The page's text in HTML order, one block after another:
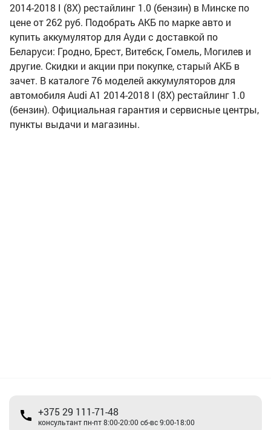
2014-2018 I (8X) рестайлинг 1.0 (бензин) в Минске по
цене от 262 руб. Подобрать АКБ по марке авто и
купить аккумулятор для Ауди с доставкой по
Беларуси: Гродно, Брест, Витебск, Гомель, Могилев и
другие. Скидки и акции при покупке, старый АКБ в
зачет. В каталоге 76 моделей аккумуляторов для
автомобиля Audi A1 2014-2018 I (8X) рестайлинг 1.0
(бензин). Официальная гарантия и сервисные центры,
пункты выдачи и магазины.
+375 29 111-71-48
консультант пн-пт 8:00-20:00 сб-вс 9:00-18:00